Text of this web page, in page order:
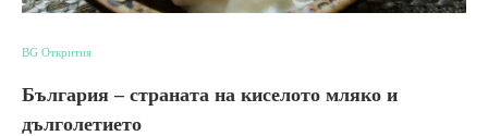
BG Открития
България – страната на киселото мляко и
дълголетието